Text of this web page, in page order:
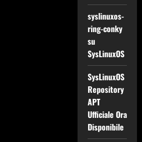
syslinuxos-
ring-conky
su
SysLinuxOS
SysLinuxOS
Repository
APT
Ufficiale Ora
Disponibile